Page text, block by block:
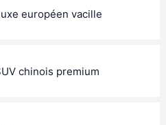
européen vacille
chinois premium